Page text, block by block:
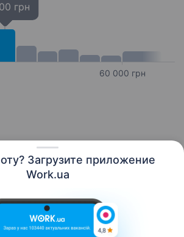
Загрузите приложение
Work.ua
грн
60 000 грн